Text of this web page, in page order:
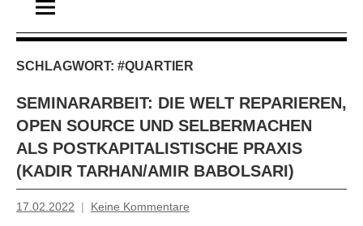
SCHLAGWORT: #QUARTIER
SEMINARARBEIT: DIE WELT REPARIEREN,
OPEN SOURCE UND SELBERMACHEN
ALS POSTKAPITALISTISCHE PRAXIS
(KADIR TARHAN/AMIR BABOLSARI)
17.02.2022
Mosche
Keine Kommentare